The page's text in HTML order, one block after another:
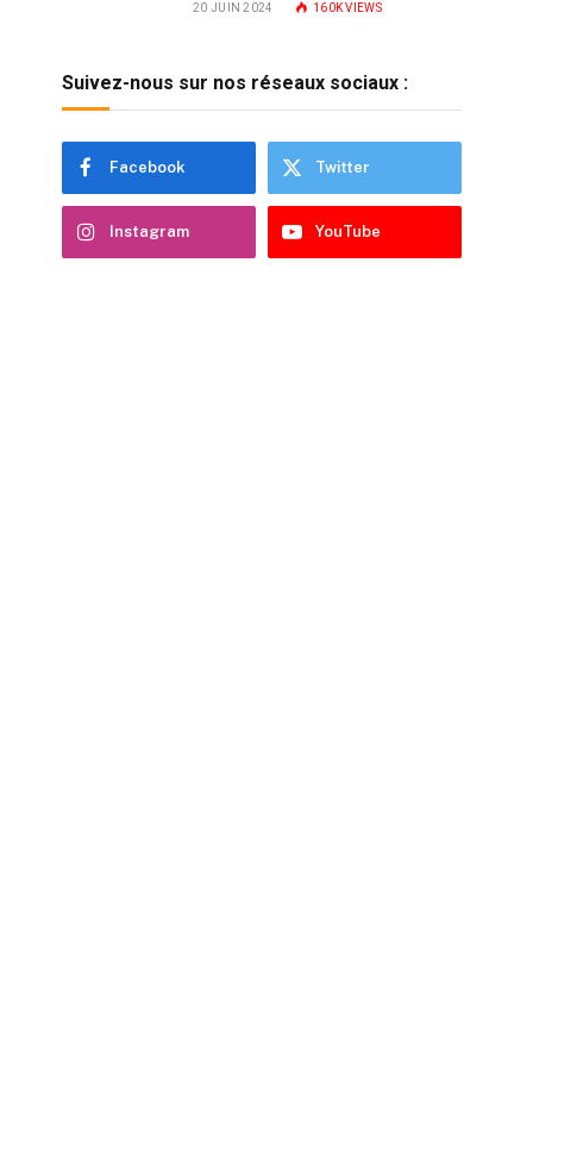
20 JUIN 2024 160KVIEWS
Suivez-nous sur nos réseaux sociaux :
Facebook Twitter
Instagram YouTube